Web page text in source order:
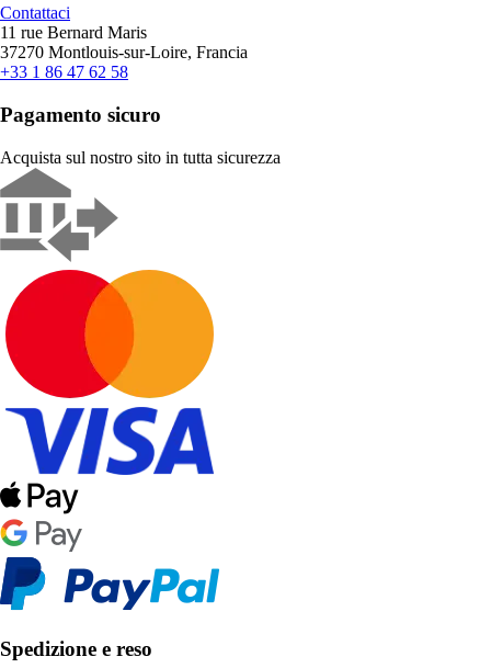
Contattaci
11 rue Bernard Maris
37270 Montlouis-sur-Loire, Francia
+33 1 86 47 62 58
Pagamento sicuro
Acquista sul nostro sito in tutta sicurezza
Spedizione e reso